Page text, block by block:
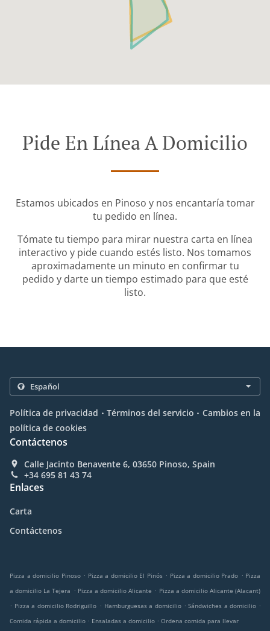
Pide En Línea A Domicilio
Estamos ubicados en Pinoso y nos encantaría tomar
tu pedido en línea.
Tómate tu tiempo para mirar nuestra carta en línea
interactivo y pide cuando estés listo. Nos tomamos
aproximadamente un minuto en confirmar tu
pedido y darte un tiempo estimado para que esté
listo.
Política de privacidad . Términos del servicio . Cambios en la
política de cookies
Contáctenos
Calle Jacinto Benavente 6, 03650 Pinoso, Spain
+34 695 81 43 74
Enlaces
Carta
Contáctenos
Pizza a domicilio Pinoso . Pizza a domicilio El Pinós . Pizza a domicilio Prado . Pizza
a domicilio La Tejera . Pizza a domicilio Alicante . Pizza a domicilio Alicante (Alacant)
. Pizza a domicilio Rodriguillo . Hamburguesas a domicilio . Sándwiches a domicilio .
Comida rápida a domicilio . Ensaladas a domicilio . Ordena comida para llevar